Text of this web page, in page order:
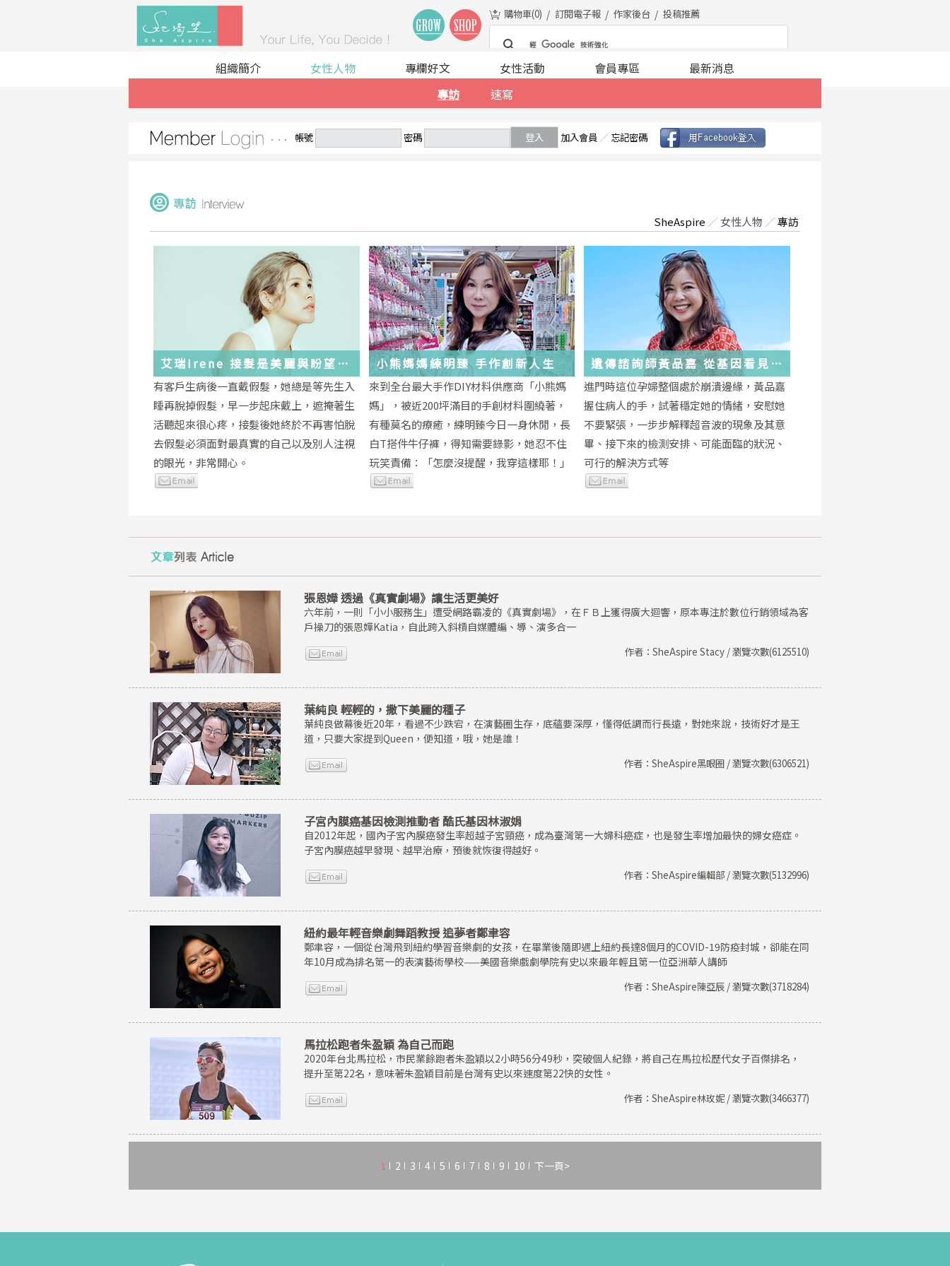
購物車(0) 訂閱電子報 作家後台 投稿推薦
組織簡介
女性人物
專訪
速寫
專欄好文 女性活動 會員專區 最新消息
帳號 密碼 登入 加入會員 ／ 忘記密碼
SheAspire ／ 女性人物 ／專訪
艾瑞Irene 接髮是美麗與盼望的
化身
有客戶生病後一直戴假髮，她總是等先生入
睡再脫掉假髮，早一步起床戴上，遮掩著生
活聽起來很心疼，接髮後她終於不再害怕脫
去假髮必須面對最真實的自己以及別人注視
的眼光，非常開心。
小熊媽媽練明臻 手作創新人生
來到全台最大手作DIY材料供應商「小熊媽
媽」，被近200坪滿目的手創材料圍繞著，
有種莫名的療癒，練明臻今日一身休閒，長
白T搭件牛仔褲，得知需要錄影，她忍不住
玩笑責備：「怎麼沒提醒，我穿這樣耶！」
遺傳諮詢師黃品嘉 從基因看見
未來
進門時這位孕婦整個處於崩潰邊緣，黃品嘉
握住病人的手，試著穩定她的情緒，安慰她
不要緊張，一步步解釋超音波的現象及其意
畢、接下來的檢測安排、可能面臨的狀況、
可行的解決方式等
張恩嬅 透過《真實劇場》讓生活更美好
六年前，一則「小小服務生」遭受網路霸凌的《真實劇場》，在ＦＢ上獲得廣大迴響，原本專注於數位行銷領域為客
戶操刀的張恩嬅Katia，自此跨入斜槓自媒體編、導、演多合一
作者：SheAspire Stacy / 瀏覽次數(6125510)
葉純良 輕輕的，撒下美麗的種子
葉純良做幕後近20年，看過不少跌宕，在演藝圈生存，底蘊要深厚，懂得低調而行長遠，對她來說，技術好才是王
道，只要大家提到Queen，便知道，哦，她是誰！
作者：SheAspire黑眼圈 / 瀏覽次數(6306521)
子宮內膜癌基因檢測推動者 酷氏基因林淑娟
自2012年起，國內子宮內膜癌發生率超越子宮頸癌，成為臺灣第一大婦科癌症，也是發生率增加最快的婦女癌症。
子宮內膜癌越早發現、越早治療，預後就恢復得越好。
作者：SheAspire編輯部 / 瀏覽次數(5132996)
紐約最年輕音樂劇舞蹈教授 追夢者鄭聿容
鄭聿容，一個從台灣飛到紐約學習音樂劇的女孩，在畢業後隨即遇上紐約長達8個月的COVID-19防疫封城，卻能在同
年10月成為排名第一的表演藝術學校——美國音樂戲劇學院有史以來最年輕且第一位亞洲華人講師
作者：SheAspire陳亞辰 / 瀏覽次數(3718284)
馬拉松跑者朱盈穎 為自己而跑
2020年台北馬拉松，市民業餘跑者朱盈穎以2小時56分49秒，突破個人紀錄，將自己在馬拉松歷代女子百傑排名，
提升至第22名，意味著朱盈穎目前是台灣有史以來速度第22快的女性。
作者：SheAspire林玫妮 / 瀏覽次數(3466377)
1 2 3 4 5 6 7 8 9 10 下一頁>